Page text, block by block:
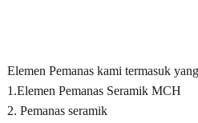
Elemen Pemanas kami termasuk
1.Elemen Pemanas Seramik MCH
2. Pemanas seramik